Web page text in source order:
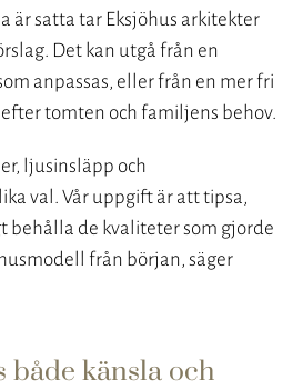
är satta tar Eksjöhus arkitekter
Det kan utgå från en
anpassas, eller från en mer fri
tomten och familjens behov.
ljusinsläpp och
val. Vår uppgift är att tipsa,
behålla de kvaliteter som gjorde
från början, säger
både känsla och